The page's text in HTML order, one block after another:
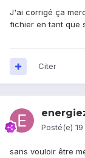
J'ai corrigé ça
fichier en tant que
Citer
Posté(e)
sans vouloir être